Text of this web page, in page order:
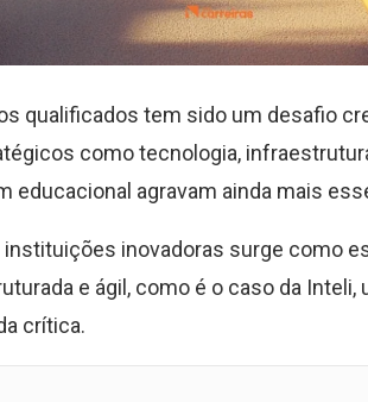
qualificados tem sido um desafio
como tecnologia,
educacional agravam ainda mais
instituições inovadoras surge como
e ágil, como é o caso da
crítica.